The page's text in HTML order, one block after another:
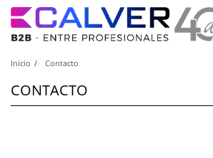
Inicio Contacto
CONTACTO